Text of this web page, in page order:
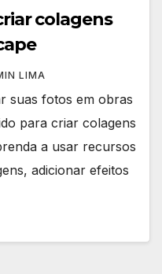
colagens
LIMA
suas fotos em obras
para criar colagens
a usar recursos
adicionar efeitos